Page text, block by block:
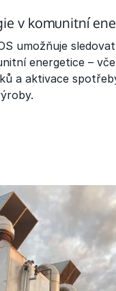
v komunitní
umožňuje
energetice –
a aktivace